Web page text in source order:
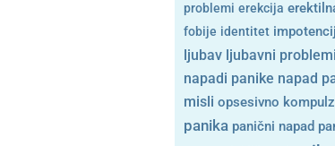
problemi erekcija
fobije identitet
ljubav ljubavni problemi
napadi panike napad
misli opsesivno
panika panični napad